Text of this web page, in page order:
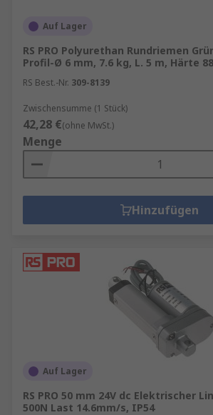
Auf Lager
RS PRO Polyurethan Rundriemen
Profil-Ø 6 mm, 7.6 kg, L. 5 m, Härte
RS Best.-Nr. 309-8139
Zwischensumme (1 Stück)
42,28 €(ohne MwSt.)
Menge
Hinzufügen
Auf Lager
RS PRO 50 mm 24V dc Elektrischer
500N Last 14.6mm/s, IP54